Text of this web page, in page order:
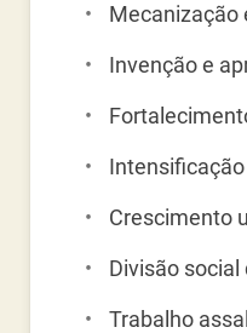
Mecanização
Invenção e
Crescimento
Divisão social
Trabalho